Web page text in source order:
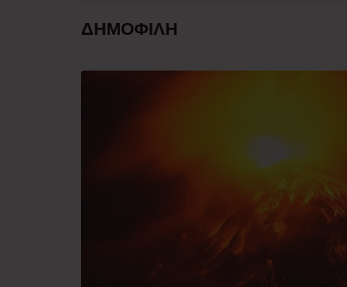
ΔΗΜΟΦΙΛΗ